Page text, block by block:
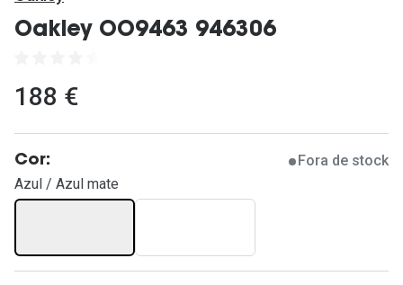
Oakley OO9463 946306
188 €
Cor:
Fora de stock
Azul / Azul mate